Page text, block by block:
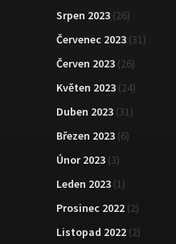
Srpen 2023 (26)
Červenec 2023 (31)
Červen 2023 (26)
Květen 2023 (24)
Duben 2023 (31)
Březen 2023 (6)
Únor 2023 (3)
Leden 2023 (1)
Prosinec 2022 (2)
Listopad 2022 (2)